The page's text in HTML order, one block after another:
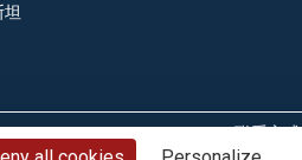
坦
联系方式